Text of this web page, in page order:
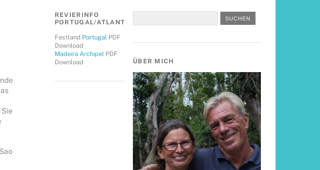
REVIERINFO
PORTUGAL/ATLANTIK
Festland Portugal PDF
Download
Madeira Archipel PDF
Download
ÜBER MICH